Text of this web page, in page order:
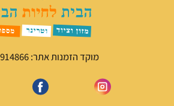
ר
י
ה
י
:
4
ח
י
ה
ו
מוקד הזמנות אתר: 0509914866